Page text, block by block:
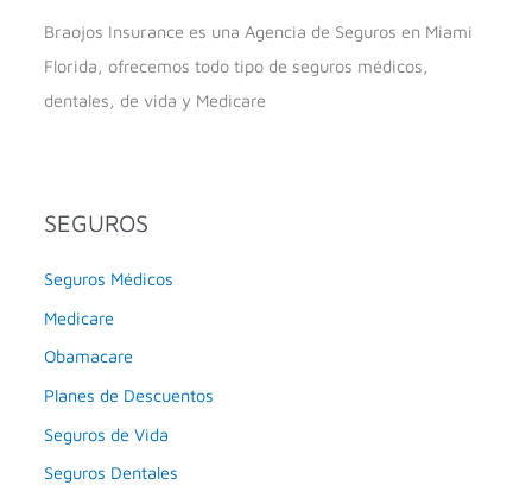
Braojos Insurance es una Agencia de Seguros en Miami
Florida, ofrecemos todo tipo de seguros médicos,
dentales, de vida y Medicare
SEGUROS
Seguros Médicos
Medicare
Obamacare
Planes de Descuentos
Seguros de Vida
Seguros Dentales